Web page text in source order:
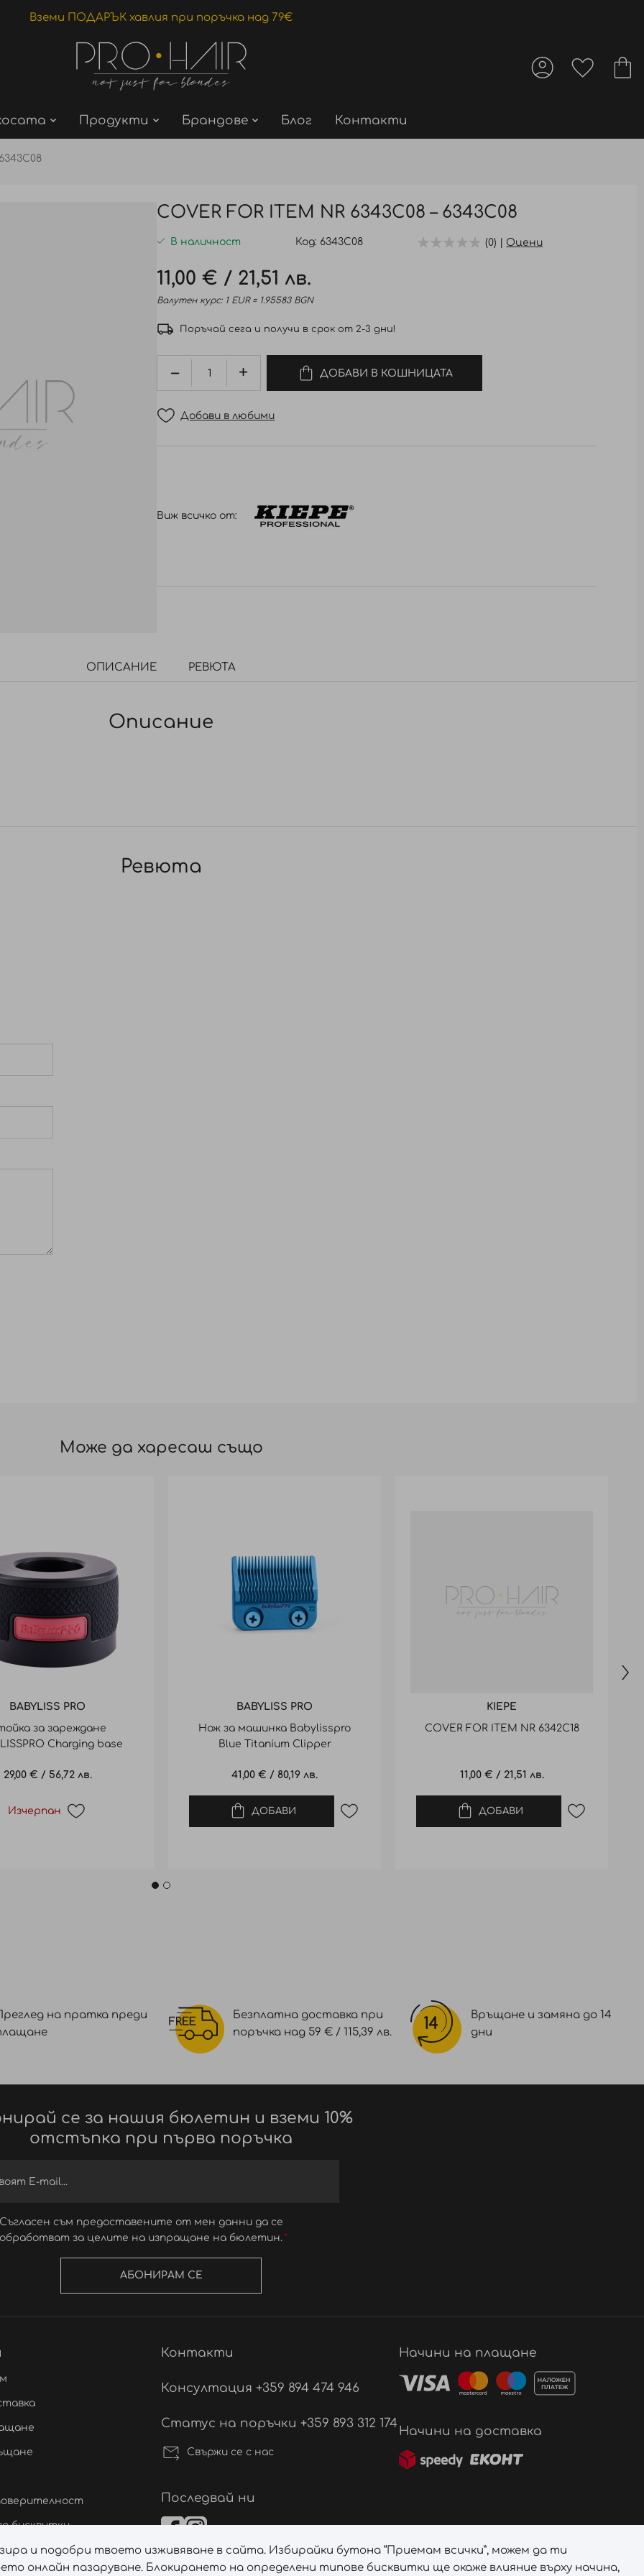
Вземи ПОДАРЪК хавлия при поръчка над 79€
Продукти Брандове Блог Контакти
COVER FOR ITEM NR 6343C08 – 6343C08
В наличност Код 6343C08 (0) | Оцени
11,00 € / 21,51 лв.
Валутен курс: 1 EUR = 1.95583 BGN
Поръчай сега и получи в срок от 2-3 дни!
ДОБАВИ В КОШНИЦАТА
Добави в любими
Виж всичко от:
ОПИСАНИЕ РЕВЮТА
Описание
Ревюта
Може да харесаш също
BABYLISS PRO
за зареждане
Charging base
29,00 € / 56,72 лв.
Изчерпан
BABYLISS PRO
Нож за машинка Babylisspro
Blue Titanium Clipper
41,00 € / 80,19 лв.
ДОБАВИ
KIEPE
COVER FOR ITEM NR 6342C18
11,00 € / 21,51 лв.
ДОБАВИ
на пратка преди
Безплатна доставка при
поръчка над 59 € / 115,39 лв.
Връщане и замяна до 14
дни
се за нашия бюлетин и вземи 10%
отстъпка при първа поръчка
Съгласен съм предоставените от мен данни да се
обработват за целите на изпращане на бюлетин.
АБОНИРАМ СЕ
бисквитки
на спорове
Контакти
Консултация +359 894 474 946
Статус на поръчки +359 893 312 174
Свържи се с нас
Последвай ни
Начини на плащане
Начини на доставка
и подобри твоето изживяване в сайта. Избирайки бутона “Приемам всички”, можем да ти
онлайн пазаруване. Блокирането на определени типове бисквитки ще окаже влияние върху начина,